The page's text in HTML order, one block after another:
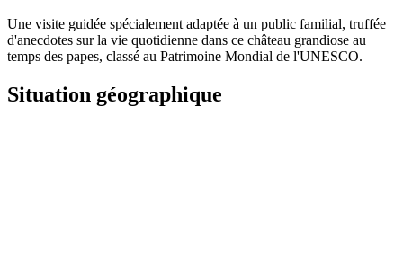
Une visite guidée spécialement adaptée à un public familial, truffée
d'anecdotes sur la vie quotidienne dans ce château grandiose au
temps des papes, classé au Patrimoine Mondial de l'UNESCO.
Situation géographique